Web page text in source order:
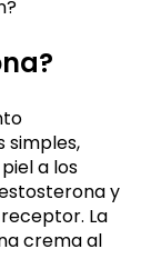
simples,
a los
y
La
crema al